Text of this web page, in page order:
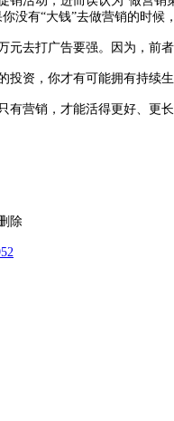
有“大钱”去做营销的时候
打广告要强。因为，前者
，你才有可能拥有持续生
营销，才能活得更好、更长
除